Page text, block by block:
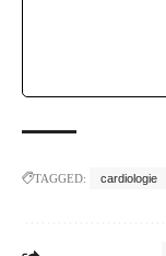
TAGGED: cardiologie